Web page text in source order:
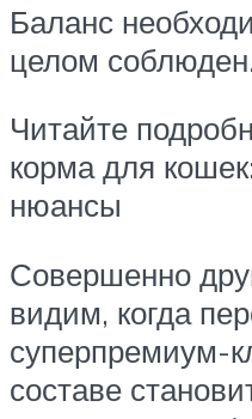
Баланс
целом соблюден.
Читайте
корма для
нюансы
Совершенно
видим, когда
суперпремиум-
составе